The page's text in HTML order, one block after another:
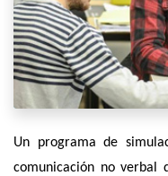
Un programa de
comunicación no verbal